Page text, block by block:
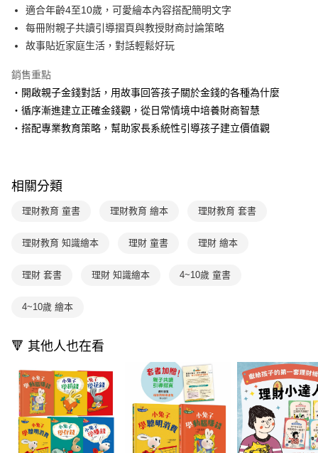
相關說明
【大哥付你分期使用說明】
1.本服務由台灣大哥大提供，台灣大哥大用戶可立即使用無須另外申請。
2.付款方式選擇「大哥付你分期」，訂單成立後會自動跳轉到大哥付的交易
成交易。
3.實際核准額度、可分期數及費用金額請依後續交易確認頁面所載為準。
4.訂單成立30分鐘內，如未前往確認交易或遇審核未通過，訂單將自動取
消。如遇「轉專審核」未通過狀況，表示未達大哥付你分期系統評分，恕無
法說明評估內容。
帳／街口支付／iPASS MONEY」等通路繳費。
【注意事項】
用戶於交易時，得透過本服務購買商品或服務，並由商店將買賣／分期付款
資料（包含姓名、電話或地址）提供予台灣大哥大進項蒐集、處理及利用，
3.完整用戶服務條款，請詳閱以下連結：
AFTEE先享後付
相關說明
AFTEE先享後付是「在收到商品之後才付款」的支付方式。 讓您購物簡單
便利好安心！
１．簡單：不需註冊會員、不需綁卡、不需儲值。
２．便利：只要手機號碼，簡訊認證，即可結帳。
３．安心：先確認商品／服務後，再付款。
結帳頁面，進行簡訊認證並確認金額後，即可完成結帳。
２．訂單成立數日內，您將收到繳費通知簡訊。
３．收到繳費通知簡訊後14天內，點擊此簡訊中的連結，可透過四大超商／
購買商品的店家。未經商家同意取消之訂單仍視為有效，需透過AFTEE先享
※ 交易是否成功請以「AFTEE先享後付 」之結帳頁面顯示為準，若有關於
易，需依本服務之必要範圍內提供個人資料，並將交易相關給付款項請求債
２．關於個人資料處理事宜，請瀏覽以下網址：
https://aftee.tw/terms/#terms3
３．未成年的使用者請事先徵得法定代理人或監護人之同意方可使用
「AFTEE先享後付」，若未經同意申辦者引起之損失，本公司不負相關責
任。
４．使用「AFTEE先享後付」時，將依據個別帳號之用戶狀況，依本公司即
時審查核予不同之上限額度；若仍有額度不足之情形，本公司將視審查結果
ATM付款
運送方式
付款後全家取貨｜8/8-8/14運費優惠，結帳滿499即享免運。
付款後7-11取貨
每筆NT$70，滿NT$800(含以上)免運費
離島宅配（澎湖、金門、馬祖、小琉球；不適用於郵局i郵箱）
適合年齡4至10歲，可愛繪本內容搭配簡明文字
每冊附親子共讀引導摺頁與教授財商討論策略
故事貼近家庭生活，對話輕鬆好玩
銷售重點
‧開啟親子金錢對話，用故事回答孩子關於金錢的各種為什麼
‧循序漸進建立正確金錢觀，從日常情境中培養財商智慧
‧搭配專業教育策略，幫助家長系統性引導孩子建立價值觀
相關分類
理財教育 童書 理財教育 繪本 理財教育 套書
理財教育 知識繪本 理財 童書 理財 繪本
理財 套書 理財 知識繪本 4~10歲 童書
4~10歲 繪本
🔻 其他人也在看